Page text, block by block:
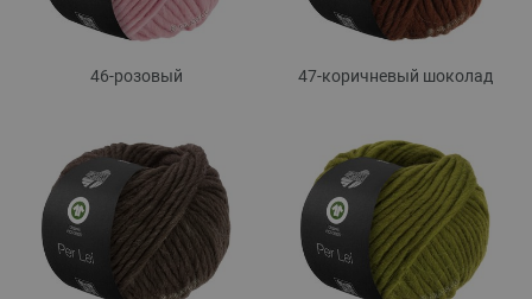
46-розовый 47-коричневый шоколад